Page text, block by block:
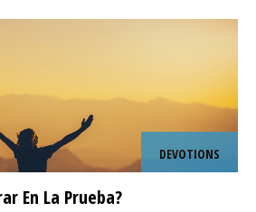
DEVOTIONS
En La Prueba?